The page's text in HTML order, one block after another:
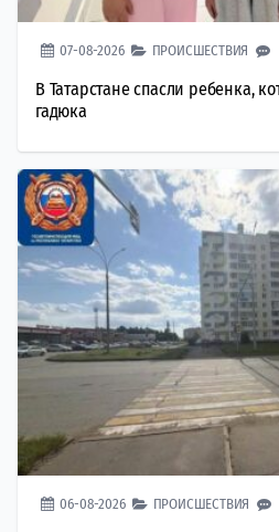
07-08-2026 ПРОИСШЕСТВИЯ
В Татарстане спасли ребенка,
гадюка
06-08-2026 ПРОИСШЕСТВИЯ